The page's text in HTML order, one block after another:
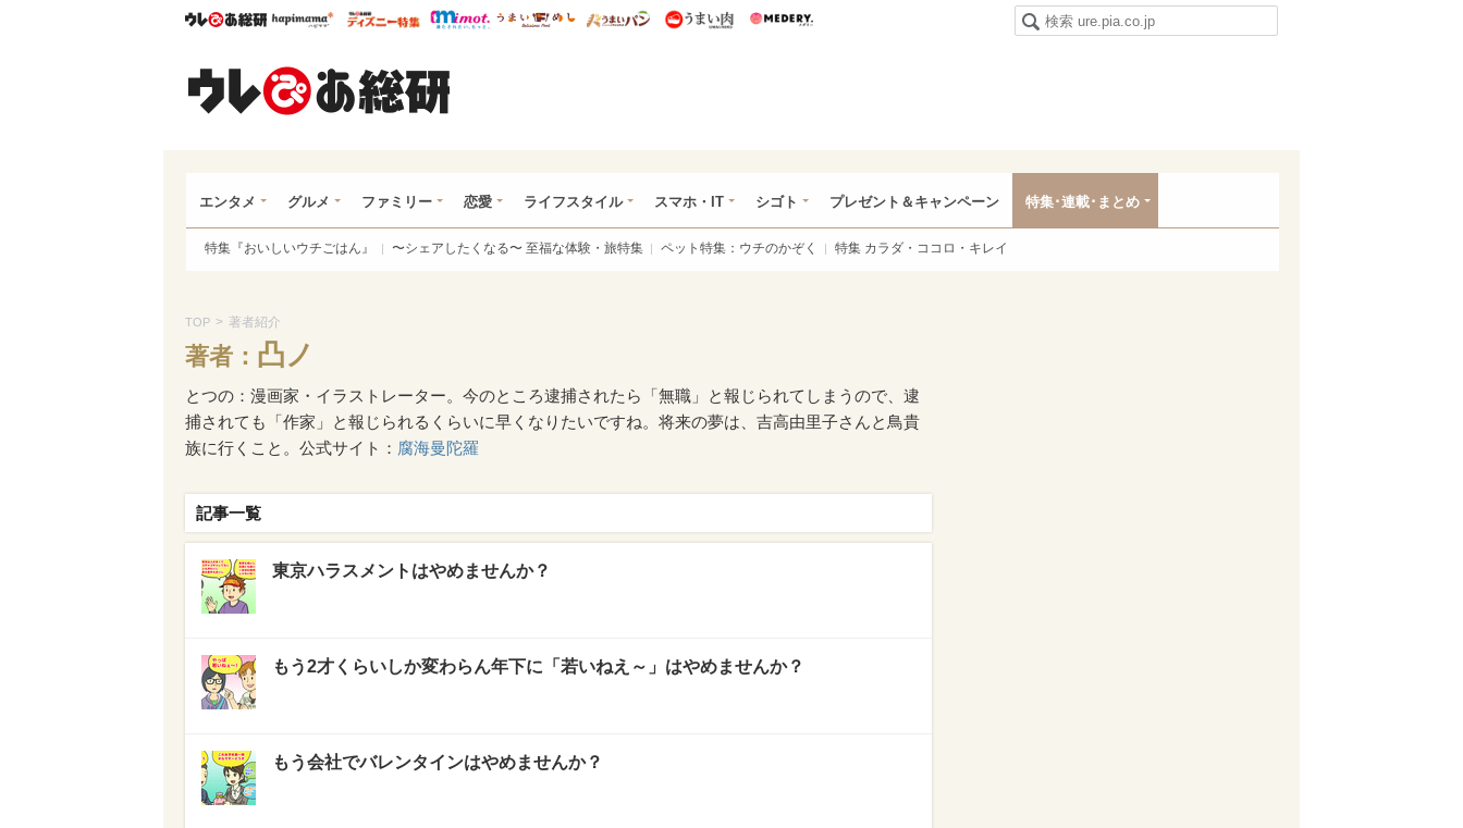
ウレぴあ総研ハピママ* ウレぴあ総研 ディズニー特集
mimot. うまいめし うまいパン うまい肉
エンタメ グルメ ファミリー 恋愛 ライフスタイル スマホ・IT シゴト プレゼント＆キャンペーン 特集･連載･まとめ
特集『おいしいウチごはん』 〜シェアしたくなる〜 至福な体験・旅特集 ペット特集：ウチのかぞく 特集 カラダ・ココロ・キレイ
TOP > 著者紹介
著者： 凸ノ
とつの：漫画家・イラストレーター。今のところ逮捕されたら「無職」と報じられてしまうので、逮
捕されても「作家」と報じられるくらいに早くなりたいですね。将来の夢は、吉高由里子さんと鳥貴
族に行くこと。公式サイト： 腐海曼陀羅
記事一覧
東京ハラスメントはやめませんか？
もう2才くらいしか変わらん年下に「若いねえ～」はやめませんか？
もう会社でバレンタインはやめませんか？